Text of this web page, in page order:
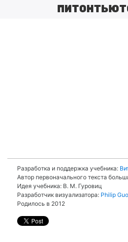
Разработка и поддержка учебника:
Автор первоначального текста
Идея учебника: В. М. Гуровиц
Разработчик визуализатора: Philip Guo
Родилось в 2012